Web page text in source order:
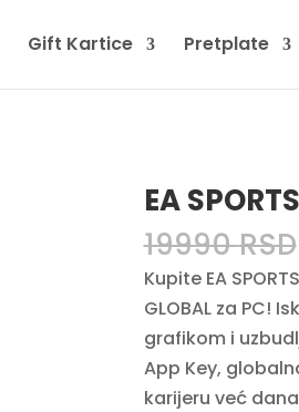
Gift Kartice Pretplate
EA
19990RSD
Kupite EA
GLOBAL za PC!
grafikom i
App Key,
karijeru već